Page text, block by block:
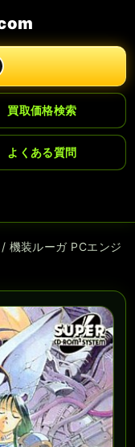
買取価格検索
よくある質問
/ 機装ルーガ PCエンジ